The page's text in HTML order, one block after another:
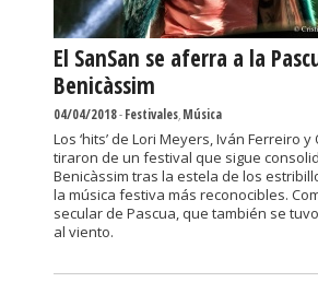
El SanSan se aferra a la
Benicàssim
04/04/2018-Festivales,Música
Los ‘hits’ de Lori Meyers, Iván Ferreiro
tiraron de un festival que sigue
Benicàssim tras la estela de los
la música festiva más reconocibles.
secular de Pascua, que también se
al viento.